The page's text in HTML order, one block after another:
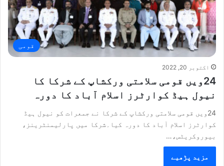
قومی
اکتوبر 20, 2022
24ویں قومی سلامتی ورکشاپ کے شرکا کا
نیول ہیڈ کوارٹرز اسلام آباد کا دورہ
24ویں قومی سلامتی ورکشاپ کے شرکا نے جمعرات کو نیول ہیڈ
کوارٹرز اسلام آباد کا دورہ کیا۔شرکا میں پارلیمنٹرینز،
بیوروکریٹس،…
مزید پڑھیے